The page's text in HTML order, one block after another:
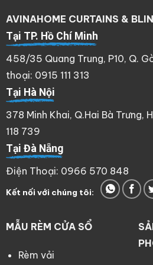
AVINAHOME CURTAINS &
Tại TP. Hồ Chí Minh
458/35 Quang Trung, P10, Q.
thoại: 0915 111 313
Tại Hà Nội
378 Minh Khai, Q.Hai Bà Trưng,
118 739
Tại Đà Nẵng
Điện Thoại: 0966 570 848
Kết nối với chúng tôi:
MẪU RÈM CỬA SỔ
Rèm vải